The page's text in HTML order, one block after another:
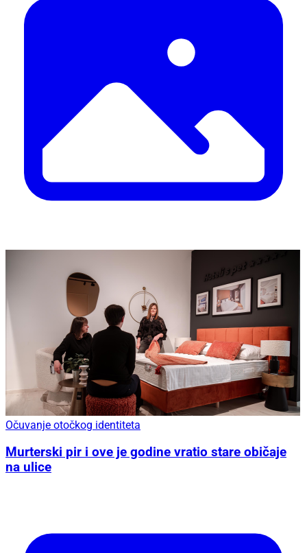
Očuvanje otočkog identiteta
Murterski pir i ove je godine vratio stare običaje
na ulice